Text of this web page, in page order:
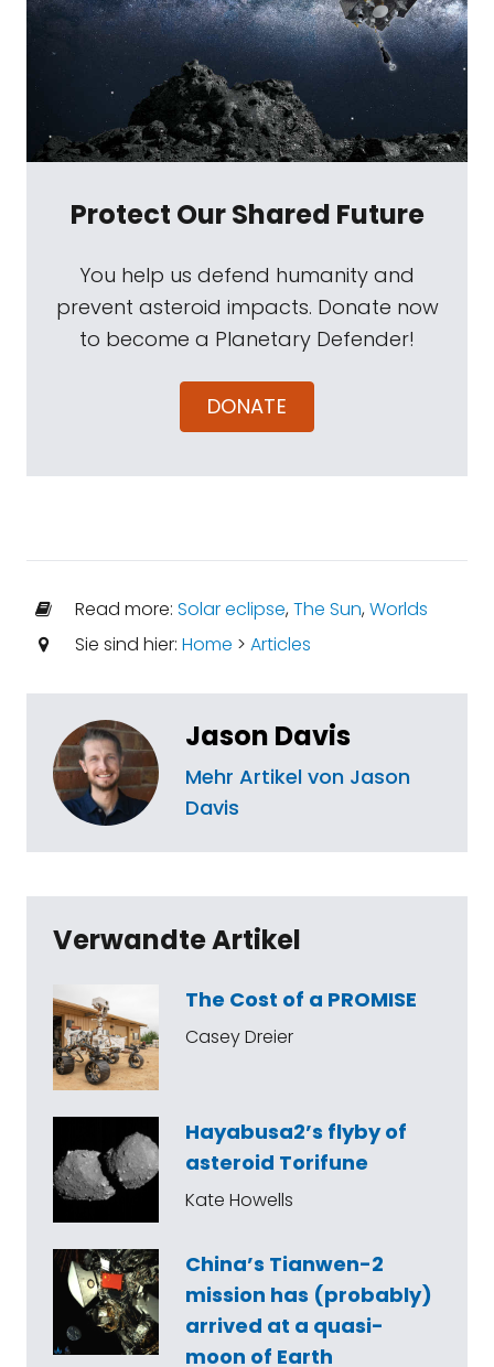
Protect Our Shared Future
You help us defend humanity and
prevent asteroid impacts. Donate now
to become a Planetary Defender!
DONATE
Read more: Solar eclipse,The Sun,Worlds
Sie sind hier: Home > Articles
Jason Davis
Mehr Artikel von Jason
Davis
Verwandte Artikel
The Cost of a PROMISE
Casey Dreier
Hayabusa2’s flyby of
asteroid Torifune
Kate Howells
China’s Tianwen-2
mission has (probably)
arrived at a quasi-
moon of Earth